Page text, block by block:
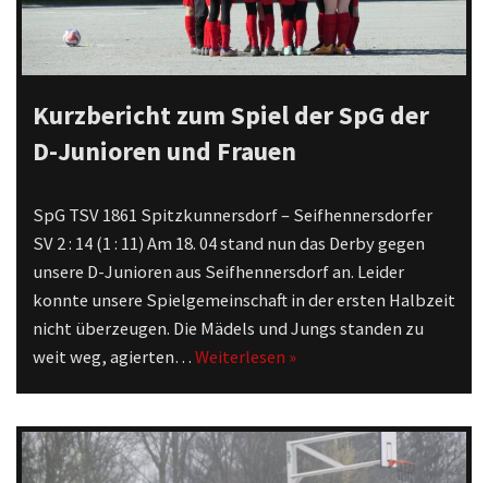
Kurzbericht zum Spiel der SpG der
D-Junioren und Frauen
SpG TSV 1861 Spitzkunnersdorf – Seifhennersdorfer
SV 2 : 14 (1 : 11) Am 18. 04 stand nun das Derby gegen
unsere D-Junioren aus Seifhennersdorf an. Leider
konnte unsere Spielgemeinschaft in der ersten Halbzeit
nicht überzeugen. Die Mädels und Jungs standen zu
weit weg, agierten…Weiterlesen »